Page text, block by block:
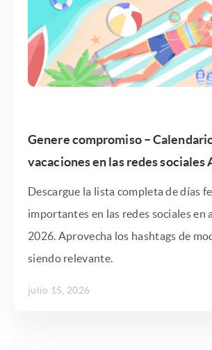
Genere compromiso –
vacaciones en las redes sociales
Descargue la lista completa de días
importantes en las redes sociales en
2026. Aprovecha los hashtags de
siendo relevante.
julio 15, 2026